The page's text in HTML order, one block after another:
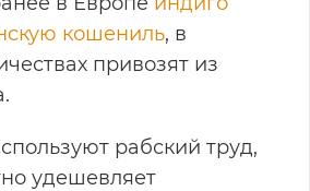
кошениль, в
привозят из
рабский труд,
удешевляет